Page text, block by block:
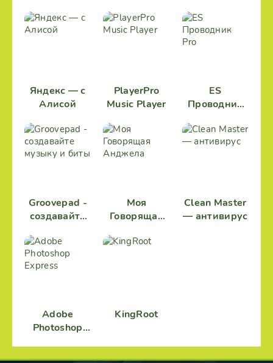
Яндекс — с
Алисой
PlayerPro
Music Player
ES
Проводник
Groovepad -
создавайте
биты
Моя
Говорящая
Clean Master
— антивирус
Adobe
Photoshop
KingRoot